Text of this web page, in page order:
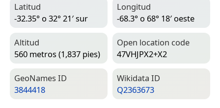
Latitud
-32.35° o 32° 21′ sur
Longitud
-68.3° o 68° 18′ oeste
Altitud
560 metros (1,837 pies)
Open location code
47VHJPX2+X2
Geo­Names ID
3844418
Wiki­data ID
Q2363673